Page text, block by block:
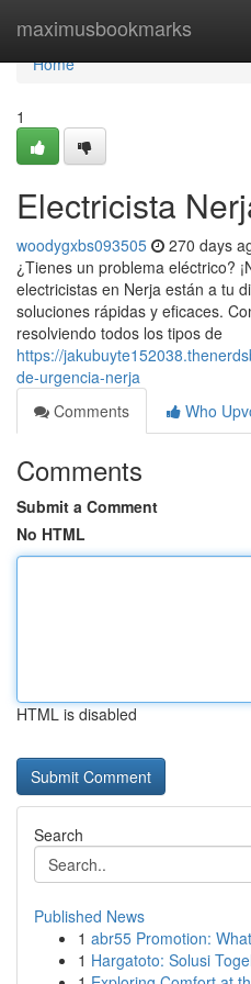
maximusbookmarks
Home
Home
1
Electricista
woodygxbs093505 270 days
¿Tienes un problema eléctrico?
electricistas en Nerja están a tu
soluciones rápidas y eficaces.
resolviendo todos los tipos de
https://
de-urgencia-nerja
Comments
Who
Comments
Submit a Comment
No HTML
HTML is disabled
Search
Published News
1 abr55 Promotion:
1 Hargatoto: Solusi